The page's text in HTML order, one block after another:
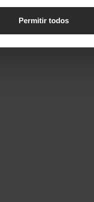
Permitir todos